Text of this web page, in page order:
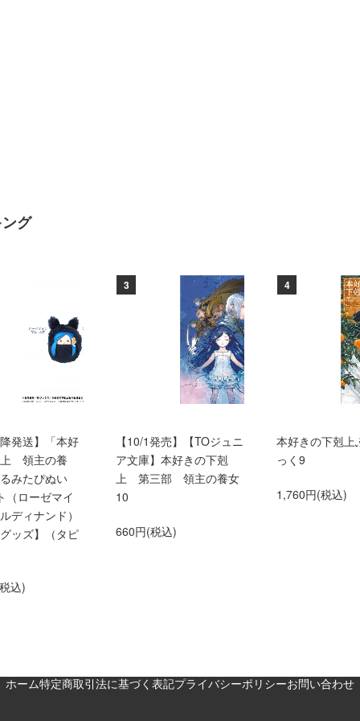
グ
降発送】「本好
上 領主の養
みたぴぬい
（ローゼマイ
ディナンド）
グッズ】（タピ
込)
3
【10/1発売】【TOジュニ
ア文庫】本好きの下剋
上 第三部 領主の養女
10
660円(税込)
4
本好きの下剋上
っく9
1,760円(税込)
ホーム特定商取引法に基づく表記プライバシーポリシーお問い合わせ